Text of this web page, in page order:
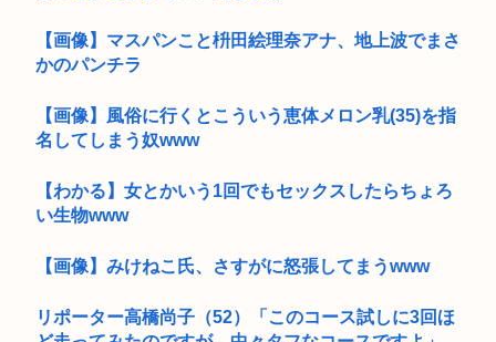
【画像】マスパンこと枡田絵理奈アナ、地上波でまさ
かのパンチラ
【画像】風俗に行くとこういう恵体メロン乳(35)を指
名してしまう奴www
【わかる】女とかいう1回でもセックスしたらちょろ
い生物www
【画像】みけねこ氏、さすがに怒張してまうwww
リポーター高橋尚子（52）「このコース試しに3回ほ